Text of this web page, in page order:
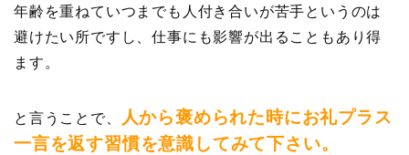
年齢を重ねていつまでも人付き合いが苦手というのは
避けたい所ですし、仕事にも影響が出ることもあり得
ます。
と言うことで、
人から褒められた時にお礼プラス
一言を返す習慣を意識してみて下さい。